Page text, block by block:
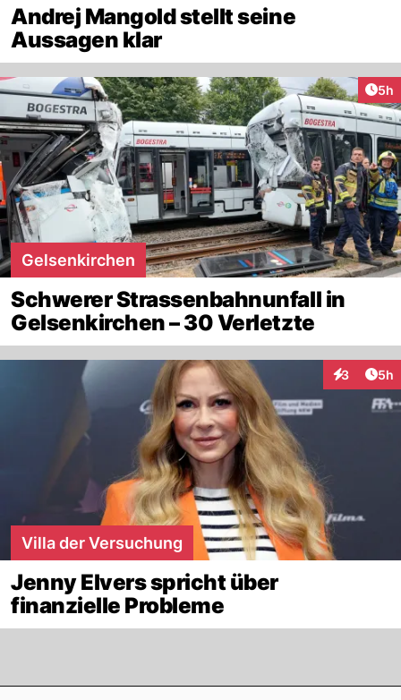
Andrej Mangold stellt seine
Aussagen klar
5h
Gelsenkirchen
Schwerer Strassenbahnunfall in
Gelsenkirchen – 30 Verletzte
3 5h
Villa der Versuchung
Jenny Elvers spricht über
finanzielle Probleme